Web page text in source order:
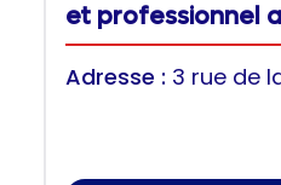
et professionnel
Collège Axel Kahn
Adresse : 3 rue de